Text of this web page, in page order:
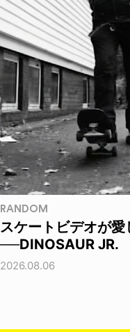
RANDOM
スケートビデオが愛
──DINOSAUR JR.
2026.08.06